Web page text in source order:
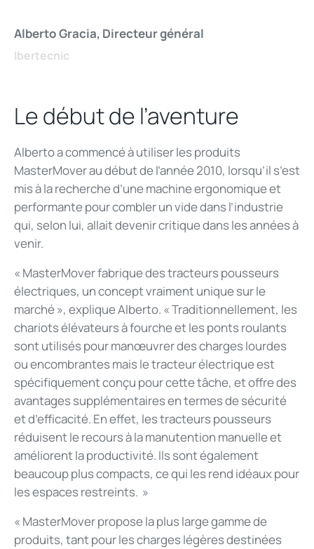
Alberto Gracia, Directeur général
Ibertecnic
Le début de l’aventure
Alberto a commencé à utiliser les produits
MasterMover au début de l’année 2010, lorsqu’il s’est
mis à la recherche d’une machine ergonomique et
performante pour combler un vide dans l’industrie
qui, selon lui, allait devenir critique dans les années à
venir.
« MasterMover fabrique des tracteurs pousseurs
électriques, un concept vraiment unique sur le
marché », explique Alberto. « Traditionnellement, les
chariots élévateurs à fourche et les ponts roulants
sont utilisés pour manœuvrer des charges lourdes
ou encombrantes mais le tracteur électrique est
spécifiquement conçu pour cette tâche, et offre des
avantages supplémentaires en termes de sécurité
et d’efficacité. En effet, les tracteurs pousseurs
réduisent le recours à la manutention manuelle et
améliorent la productivité. Ils sont également
beaucoup plus compacts, ce qui les rend idéaux pour
les espaces restreints. »
« MasterMover propose la plus large gamme de
produits, tant pour les charges légères destinées